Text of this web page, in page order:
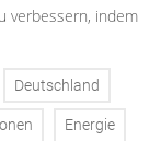
verbessern, indem
Deutschland
Energie